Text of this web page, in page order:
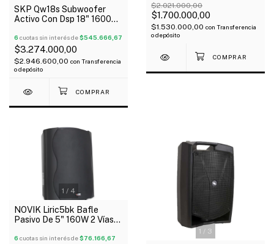
SKP Qw18s Subwoofer
Activo Con Dsp 18" 1600W
6 cuotas sin interés de$545.666,67
$3.274.000,00
$2.946.600,00 con Transferencia
o depósito
$2.021.000,00
$1.700.000,00
$1.530.000,00 con Transferencia
o depósito
1 / 4
NOVIK Liric5bk Bafle
Pasivo De 5" 160W 2 Vías
6 cuotas sin interés de$76.166,67
1 / 3